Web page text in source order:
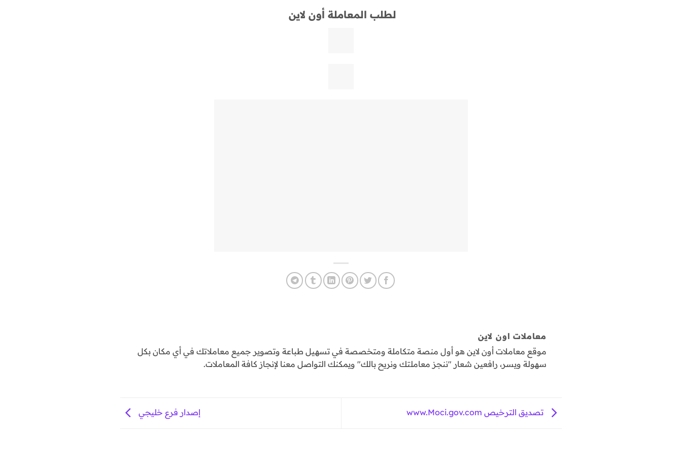
لطلب المعاملة أون لاين
معاملات اون لاين
موقع معاملات أون لاين هو أول منصة متكاملة ومتخصصة في تسهيل طباعة وتصوير جميع معاملاتك في أي مكان بكل
سهولة ويسر، رافعين شعار "ننجز معاملتك ونريح بالك" ويمكنك التواصل معنا لإنجاز كافة المعاملات.
تصديق الترخيص www.Moci.gov.com إصدار فرع خليجي